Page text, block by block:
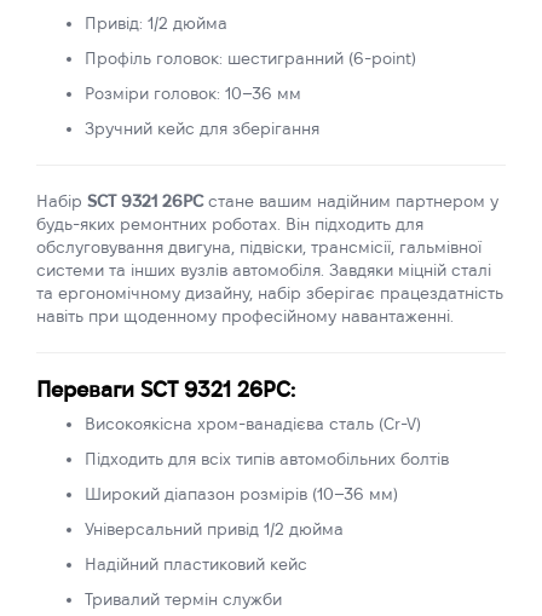
Привід: 1/2 дюйма
Профіль головок: шестигранний (6-point)
Розміри головок: 10–36 мм
Зручний кейс для зберігання
Набір SCT 9321 26PCстане вашим надійним партнером у
будь-яких ремонтних роботах. Він підходить для
обслуговування двигуна, підвіски, трансмісії, гальмівної
системи та інших вузлів автомобіля. Завдяки міцній сталі
та ергономічному дизайну, набір зберігає працездатність
навіть при щоденному професійному навантаженні.
Переваги SCT 9321 26PC:
Високоякісна хром-ванадієва сталь (Cr-V)
Підходить для всіх типів автомобільних болтів
Широкий діапазон розмірів (10–36 мм)
Універсальний привід 1/2 дюйма
Надійний пластиковий кейс
Тривалий термін служби